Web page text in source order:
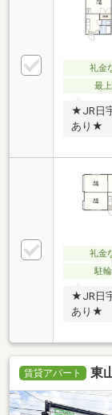
礼金
最
★JR日
あり★
礼金
駐
★JR日
あり★
賃貸アパート 東